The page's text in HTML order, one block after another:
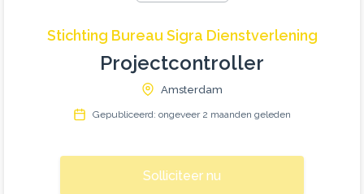
Stichting Bureau Sigra Dienstverlening
Projectcontroller
Amsterdam
Gepubliceerd: ongeveer 2 maanden geleden
Solliciteer nu